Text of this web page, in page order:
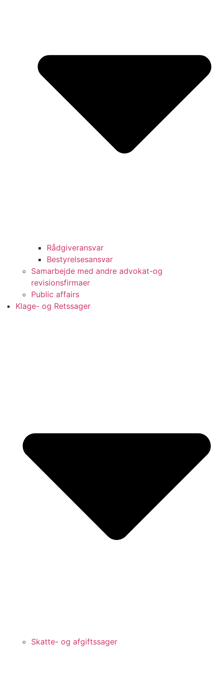
Rådgiveransvar
Bestyrelsesansvar
Samarbejde med andre advokat-og
revisionsfirmaer
Public affairs
Klage- og Retssager
Skatte- og afgiftssager